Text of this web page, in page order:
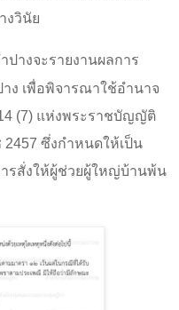
งวินัย
ปางจะรายงานผลการ
ง เพื่อพิจารณาใช้อำนาจ
(7) แห่งพระราชบัญญัติ
ซึ่งกำหนดให้เป็น
รสั่งให้ผู้ช่วยผู้ใหญ่บ้านพ้น